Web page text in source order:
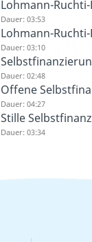
Lohmann-
Dauer: 03:53
Lohmann-
Dauer: 03:10
Dauer: 02:48
Offene
Dauer: 04:27
Stille
Dauer: 03:34